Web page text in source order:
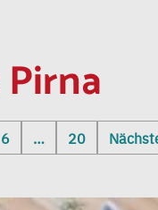
Pirna
6 … 20